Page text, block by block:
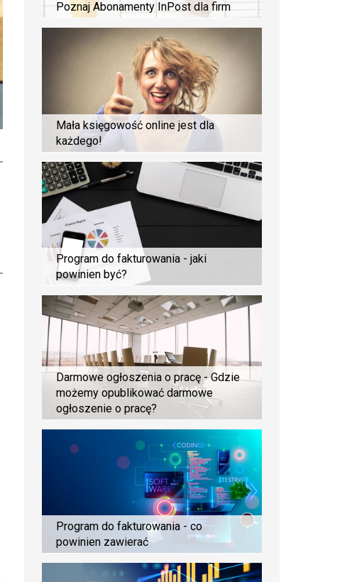
Poznaj Abonamenty InPost dla firm
Mała księgowość online jest dla
każdego!
Program do fakturowania - jaki
powinien być?
Darmowe ogłoszenia o pracę - Gdzie
możemy opublikować darmowe
ogłoszenie o pracę?
Program do fakturowania - co
powinien zawierać